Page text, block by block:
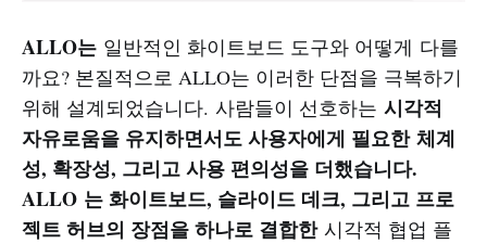
ALLO는 일반적인 화이트보드 도구와 어떻게 다를
까요? 본질적으로 ALLO는 이러한 단점을 극복하기
위해 설계되었습니다. 사람들이 선호하는 시각적
자유로움을 유지하면서도 사용자에게 필요한 체계
성, 확장성, 그리고 사용 편의성을 더했습니다.
ALLO 는 화이트보드, 슬라이드 데크, 그리고 프로
젝트 허브의 장점을 하나로 결합한시각적 협업 플